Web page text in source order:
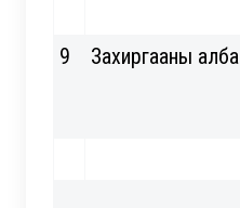
9 Захиргааны алба